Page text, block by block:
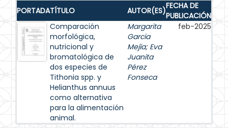
PORTADATÍTULO AUTOR(ES)FECHA DE
PUBLICACIÓN
Comparación
morfológica,
nutricional y
bromatológica de
dos especies de
Tithonia spp. y
Helianthus annuus
como alternativa
para la alimentación
animal.
Margarita
Garcia
Mejía; Eva
Juanita
Pérez
Fonseca
feb-2025